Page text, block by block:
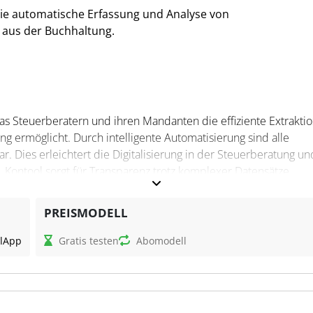
automatische Erfassung und Analyse von
der Buchhaltung.
Steuerberatern und ihren Mandanten die effiziente
ermöglicht. Durch intelligente Automatisierung sind alle
Dies erleichtert die Digitalisierung in der Steuerberatung
sorgt für Transparenz trotz komplexer Datensätze.
per DATEV-Import und gewährleistet den Zugriff auf die
und Empfehlungen.
App
PREISMODELL
Gratis testen Abomodell